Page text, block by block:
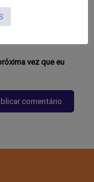
vez que eu